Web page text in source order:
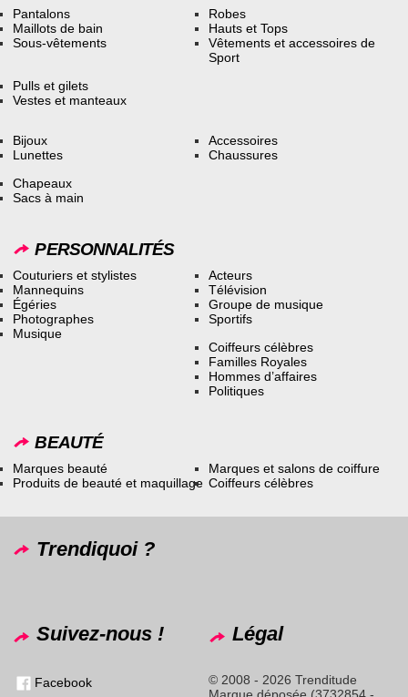
Pantalons
Maillots de bain
Sous-vêtements
Robes
Hauts et Tops
Vêtements et accessoires de
Sport
Pulls et gilets
Vestes et manteaux
Bijoux
Lunettes
Accessoires
Chaussures
Chapeaux
Sacs à main
PERSONNALITÉS
Couturiers et stylistes
Mannequins
Égéries
Photographes
Musique
Acteurs
Télévision
Groupe de musique
Sportifs
Coiffeurs célèbres
Familles Royales
Hommes d’affaires
Politiques
BEAUTÉ
Marques beauté
Produits de beauté et maquillage
Marques et salons de coiffure
Coiffeurs célèbres
Trendiquoi ?
Suivez-nous !
Facebook
Légal
© 2008 - 2026 Trenditude